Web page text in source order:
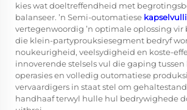
kies wat doeltreffendheid met
balanseer. ’n Semi-outomatiese
vertegenwoordig ’n optimale oplossing vir
die klein-partyprouksiesegment bedryf
noukeurigheid, veelsydigheid en koste-
innoverende stelsels vul die gaping
operasies en volledig outomatiese
vervaardigers in staat stel om
handhaaf terwyl hulle hul bedrywighede